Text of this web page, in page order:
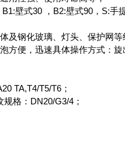
壁式30 ，B2:壁式90，S:手
及钢化玻璃、灯头、保护网
方便，迅速具体操作方式：
TA,T4/T5/T6；
格：DN20/G3/4；